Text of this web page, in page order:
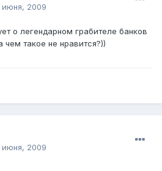
июня, 2009
о легендарном грабителе банков
такое не нравится?))
июня, 2009